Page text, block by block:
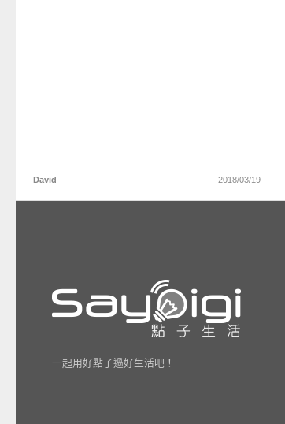
David 2018/03/19
一起用好點子過好生活吧！